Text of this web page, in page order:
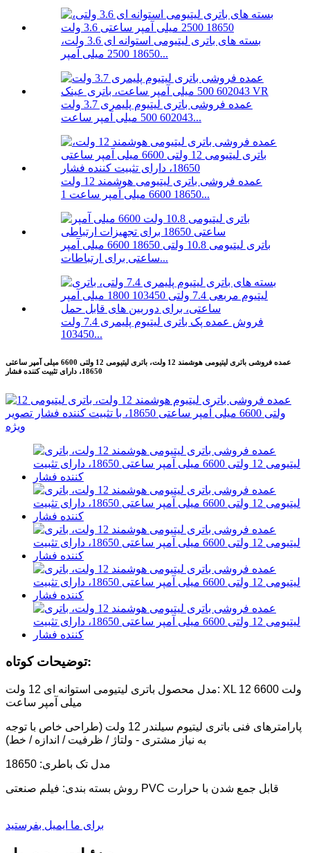
بسته های باتری لیتیومی استوانه ای 3.6 ولت،
18650 2500 میلی آمپر...
عمده فروشی باتری لیتیوم پلیمری 3.7 ولت
602043 500 میلی آمپر ساعت...
عمده فروشی باتری لیتیومی هوشمند 12 ولت
18650 6600 میلی آمپر ساعت 1...
باتری لیتیومی 10.8 ولتی 18650 6600 میلی آمپر
ساعتی برای ارتباطات...
فروش عمده پک باتری لیتیوم پلیمری 7.4 ولت
103450...
عمده فروشی باتری لیتیومی هوشمند 12 ولت، باتری لیتیومی 12 ولتی 6600 میلی آمپر ساعتی
18650، دارای تثبیت کننده فشار
توضیحات کوتاه:
مدل محصول باتری لیتیومی استوانه ای 12 ولت: XL 12 ولت 6600
میلی آمپر ساعت
پارامترهای فنی باتری لیتیوم سیلندر 12 ولت (طراحی خاص با توجه
به نیاز مشتری - ولتاژ / ظرفیت / اندازه / خط)
مدل تک باطری: 18650
روش بسته بندی: فیلم صنعتی PVC قابل جمع شدن با حرارت
برای ما ایمیل بفرستید